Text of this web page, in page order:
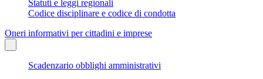
Statuti e leggi regionali
Codice disciplinare e codice di condotta
Oneri informativi per cittadini e imprese
Scadenzario obblighi amministrativi